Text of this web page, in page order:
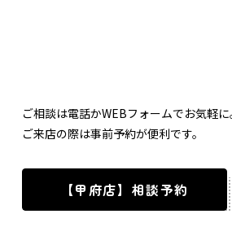
ご相談は電話かWEBフォームでお気軽に
ご来店の際は事前予約が便利です。
【甲府店】相談予約